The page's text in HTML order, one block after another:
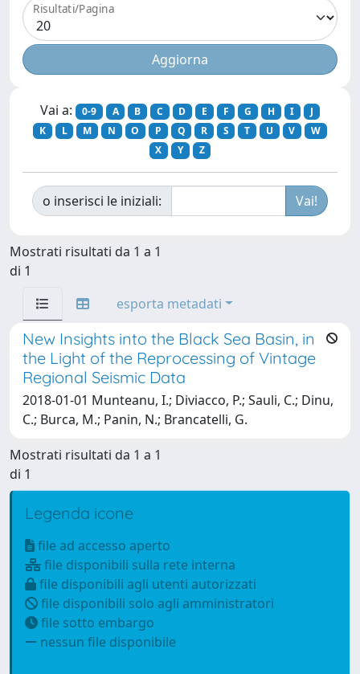
Risultati/Pagina
Vai a: 0-9 A B C D E F G H I
J
K
L M N O P Q R S T U V
W
X
Y Z
o inserisci le iniziali:
Mostrati risultati da 1 a 1
di 1
esporta metadati
New Insights into the Black Sea Basin, in
the Light of the Reprocessing of Vintage
Regional Seismic Data
2018-01-01 Munteanu, I.; Diviacco, P.; Sauli, C.; Dinu,
C.; Burca, M.; Panin, N.; Brancatelli, G.
Mostrati risultati da 1 a 1
di 1
Legenda icone
file ad accesso aperto
file disponibili sulla rete interna
file disponibili agli utenti autorizzati
file disponibili solo agli amministratori
file sotto embargo
nessun file disponibile